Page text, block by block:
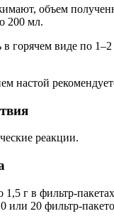
объем
200 мл.
горячем виде по 1–2
настой
реакции.
г в фильтр-
или 20